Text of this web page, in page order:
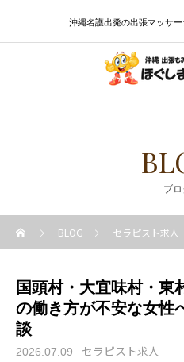
沖縄名護出発の出張マッサ
ブ
BLOG セラピスト求人
国頭村・大宜味村・東
の働き方が不安な女性
談
2026.07.09 セラピスト求人